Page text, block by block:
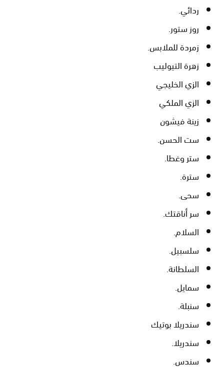
ردائي.
روز ستور.
زمردة للملابس.
زهرة التيوليب
الزي الخليجي
الزي الملكي
زينة فيشون
ست الحسن.
ستر وغطا.
سترة.
سحى.
سر أناقتك.
السلام.
سلسبيل.
السلطانة.
سمايل.
سنبلة.
سندريلا بوتيك
سندريلا.
سندس.